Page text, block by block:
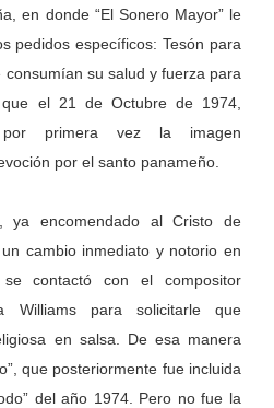
en donde “El Sonero Mayor” le
pedidos específicos: Tesón para
su salud y fuerza para
el 21 de Octubre de 1974,
primera vez la imagen
por el santo panameño.
ya encomendado al Cristo de
cambio inmediato y notorio en
contactó con el compositor
Williams para solicitarle que
en salsa. De esa manera
que posteriormente fue incluida
del año 1974. Pero no fue la